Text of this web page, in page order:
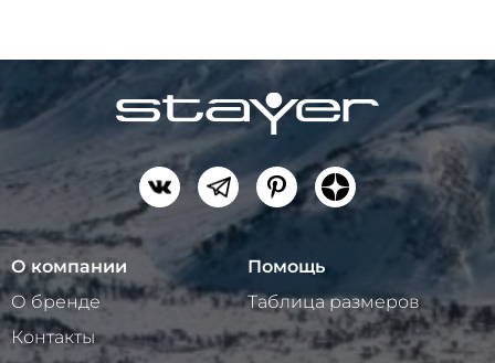
О компании
О бренде
Контакты
Помощь
Таблица размеров